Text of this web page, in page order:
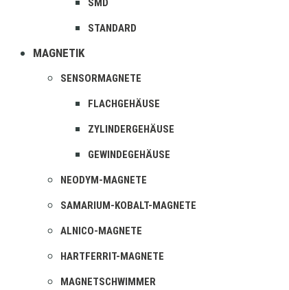
SMD
STANDARD
MAGNETIK
SENSORMAGNETE
FLACHGEHÄUSE
ZYLINDERGEHÄUSE
GEWINDEGEHÄUSE
NEODYM-MAGNETE
SAMARIUM-KOBALT-MAGNETE
ALNICO-MAGNETE
HARTFERRIT-MAGNETE
MAGNETSCHWIMMER